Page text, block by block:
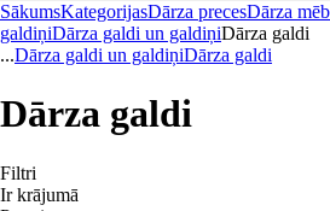
SākumsKategorijasDārza precesDārza
galdiņiDārza galdi un galdiņiDārza galdi
...Dārza galdi un galdiņiDārza galdi
Dārza galdi
Filtri
Ir krājumā